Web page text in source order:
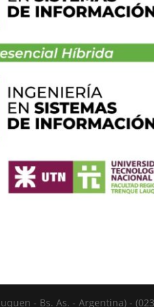
- Bs. As. - Argentina) -